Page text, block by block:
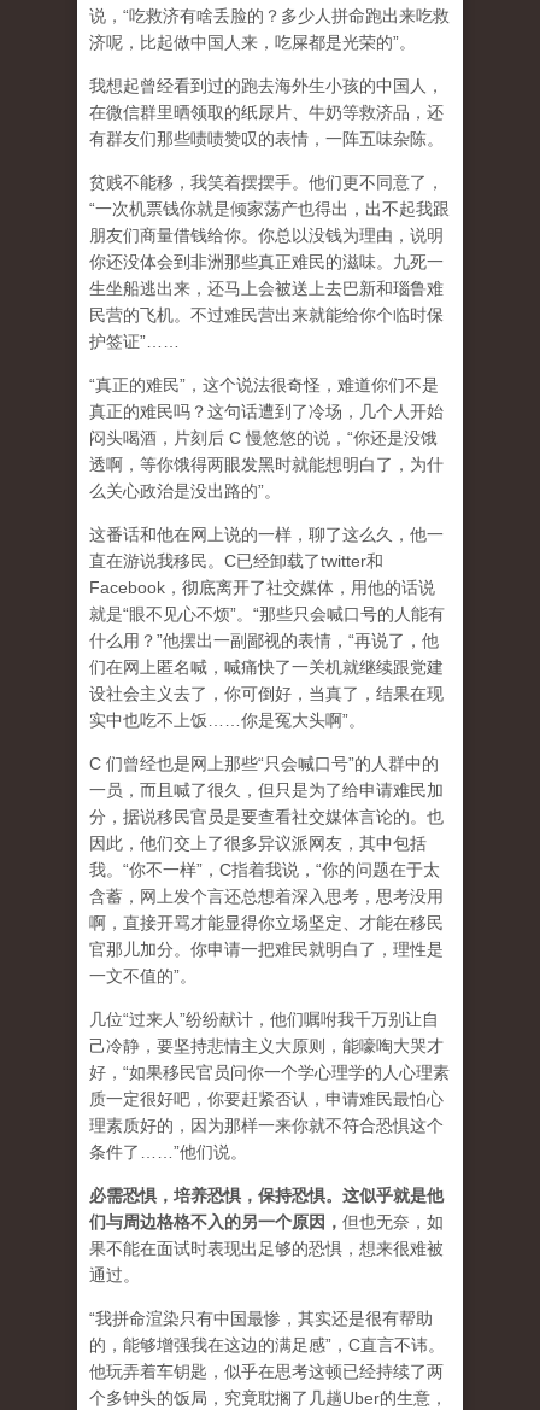
说，“吃救济有啥丢脸的？多少人拼命跑出来吃救
济呢，比起做中国人来，吃屎都是光荣的”。
我想起曾经看到过的跑去海外生小孩的中国人，
在微信群里晒领取的纸尿片、牛奶等救济品，还
有群友们那些啧啧赞叹的表情，一阵五味杂陈。
贫贱不能移，我笑着摆摆手。他们更不同意了，
“一次机票钱你就是倾家荡产也得出，出不起我跟
朋友们商量借钱给你。你总以没钱为理由，说明
你还没体会到非洲那些真正难民的滋味。九死一
生坐船逃出来，还马上会被送上去巴新和瑙鲁难
民营的飞机。不过难民营出来就能给你个临时保
护签证”……
“真正的难民”，这个说法很奇怪，难道你们不是
真正的难民吗？这句话遭到了冷场，几个人开始
闷头喝酒，片刻后 C 慢悠悠的说，“你还是没饿
透啊，等你饿得两眼发黑时就能想明白了，为什
么关心政治是没出路的”。
这番话和他在网上说的一样，聊了这么久，他一
直在游说我移民。C已经卸载了twitter和
Facebook，彻底离开了社交媒体，用他的话说
就是“眼不见心不烦”。“那些只会喊口号的人能有
什么用？”他摆出一副鄙视的表情，“再说了，他
们在网上匿名喊，喊痛快了一关机就继续跟党建
设社会主义去了，你可倒好，当真了，结果在现
实中也吃不上饭……你是冤大头啊”。
C 们曾经也是网上那些“只会喊口号”的人群中的
一员，而且喊了很久，但只是为了给申请难民加
分，据说移民官员是要查看社交媒体言论的。也
因此，他们交上了很多异议派网友，其中包括
我。“你不一样”，C指着我说，“你的问题在于太
含蓄，网上发个言还总想着深入思考，思考没用
啊，直接开骂才能显得你立场坚定、才能在移民
官那儿加分。你申请一把难民就明白了，理性是
一文不值的”。
几位“过来人”纷纷献计，他们嘱咐我千万别让自
己冷静，要坚持悲情主义大原则，能嚎啕大哭才
好，“如果移民官员问你一个学心理学的人心理素
质一定很好吧，你要赶紧否认，申请难民最怕心
理素质好的，因为那样一来你就不符合恐惧这个
条件了……”他们说。
必需恐惧，培养恐惧，保持恐惧。这似乎就是他
们与周边格格不入的另一个原因， 但也无奈，如
果不能在面试时表现出足够的恐惧，想来很难被
通过。
“我拼命渲染只有中国最惨，其实还是很有帮助
的，能够增强我在这边的满足感”，C直言不讳。
他玩弄着车钥匙，似乎在思考这顿已经持续了两
个多钟头的饭局，究竟耽搁了几趟Uber的生意，